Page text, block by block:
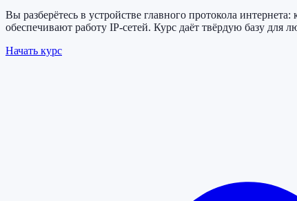
Вы разберётесь в устройстве главного протокола
обеспечивают работу IP-сетей. Курс даёт твёрдую базу для
Начать курс